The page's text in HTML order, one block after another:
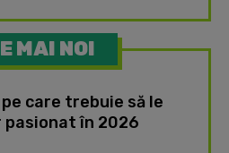
MAI NOI
pe care trebuie să le
în 2026